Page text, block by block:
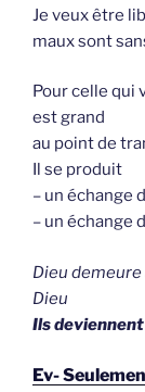
Je veux être
maux sont
Pour celle qui
est grand
au point de
Il se produit
– un échange
– un échange
Dieu
Dieu
Ils
Ev-